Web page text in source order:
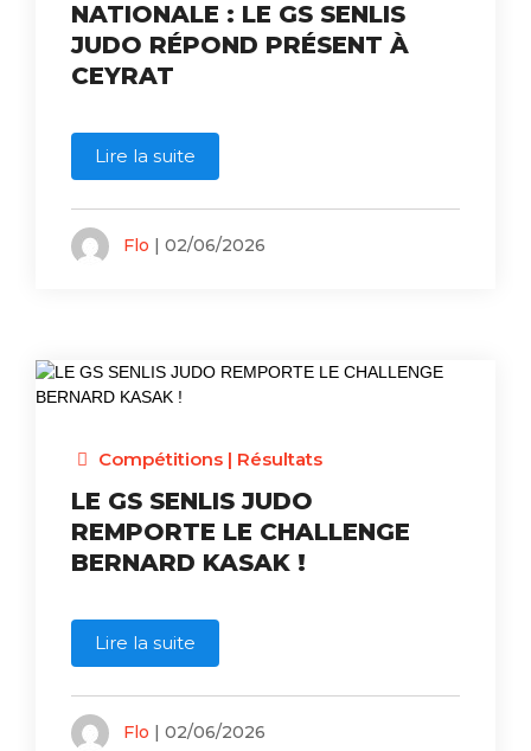
NATIONALE : LE GS SENLIS
JUDO RÉPOND PRÉSENT À
CEYRAT
Lire la suite
Flo | 02/06/2026
Compétitions| Résultats
LE GS SENLIS JUDO
REMPORTE LE CHALLENGE
BERNARD KASAK !
Lire la suite
Flo | 02/06/2026